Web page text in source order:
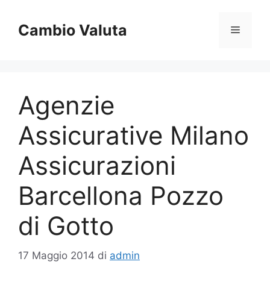
contenuto
Cambio Valuta Menu
Agenzie
Assicurative Milano
Assicurazioni
Barcellona Pozzo
di Gotto
17 Maggio 2014 di admin